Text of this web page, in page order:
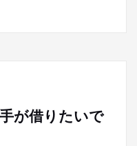
が借りたいで